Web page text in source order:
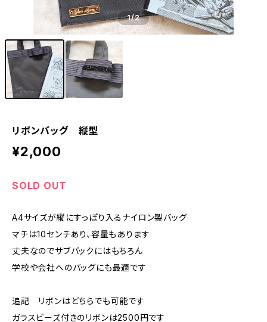
1/2
リボンバッグ 縦型
¥2,000
SOLD OUT
A4サイズが縦にすっぽり入るナイロン製バッグ
マチは10センチあり、容量もあります
丈夫なのでサブバックにはもちろん
学校や会社へのバッグにも最適です
追記 リボンはどちらでも可能です
ガラスビーズ付きのリボンは2500円です